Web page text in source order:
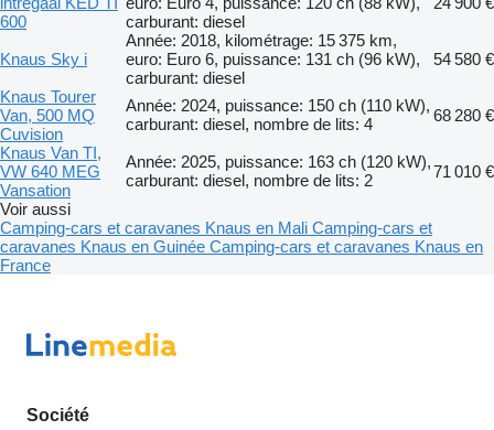
600
carburant: diesel
Knaus Sky i
Année: 2018, kilométrage: 15 375 km,
euro: Euro 6, puissance: 131 ch (96 kW),
carburant: diesel
54 580 €
Knaus Tourer
Van, 500 MQ
Cuvision
Année: 2024, puissance: 150 ch (110 kW),
carburant: diesel, nombre de lits: 4
68 280 €
Knaus Van TI,
VW 640 MEG
Vansation
Année: 2025, puissance: 163 ch (120 kW),
carburant: diesel, nombre de lits: 2
71 010 €
Voir aussi
Camping-cars et caravanes Knaus en Mali Camping-cars et
caravanes Knaus en Guinée Camping-cars et caravanes Knaus en
France
Société